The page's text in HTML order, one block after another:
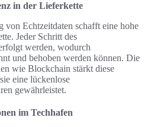
in der Lieferkette
von Echtzeitdaten schafft eine hohe
Jeder Schritt des
werden, wodurch
und behoben werden können. Die
wie Blockchain stärkt diese
eine lückenlose
gewährleistet.
im Techhafen